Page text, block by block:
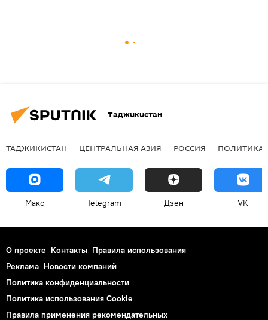
Таджикистан
ТАДЖИКИСТАН ЦЕНТРАЛЬНАЯ АЗИЯ РОССИЯ ПОЛИТИКА
Макс Telegram Дзен VK
О проекте Контакты Правила использования
Реклама Новости компаний
Политика конфиденциальности
Политика использования Cookie
Правила применения рекомендательных